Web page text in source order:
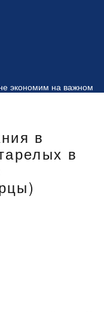
экономим на важном
в
в